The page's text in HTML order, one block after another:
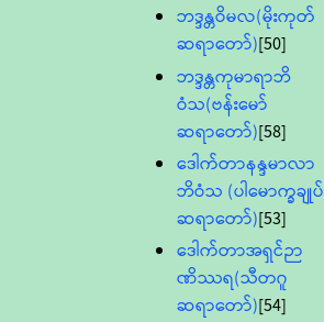
ဘဒ္ဒန္တဝိမလ(မိုးကုတ်
ဆရာတော်)[50]
ဘဒ္ဒန္တကုမာရာဘိ
ဝံသ(ဗန်းမော်
ဆရာတော်)[58]
ဒေါက်တာနန္ဒမာလာ
ဘိဝံသ (ပါမောက္ခချုပ်
ဆရာတော်)[53]
ဒေါက်တာအရှင်ဉာ
ဏိဿရ(သီတဂူ
ဆရာတော်)[54]